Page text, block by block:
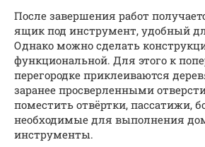
После завершения работ
ящик под инструмент, удобный
Однако можно сделать
функциональной. Для этого к
перегородке приклеиваются
заранее просверленными
поместить отвёртки, пассатижи,
необходимые для выполнения
инструменты.